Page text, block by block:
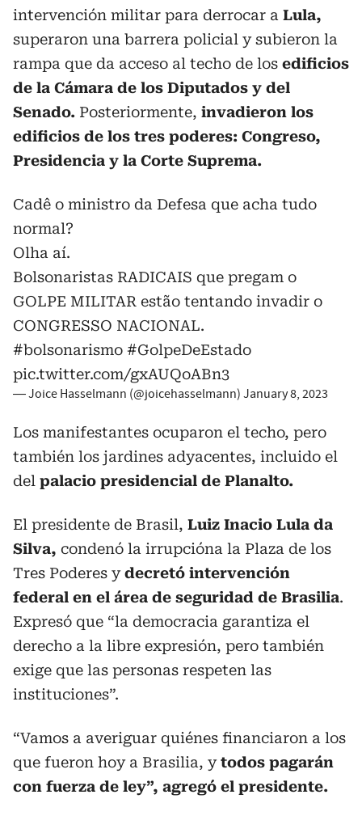
intervención militar para derrocar a Lula,
superaron una barrera policial y subieron la
rampa que da acceso al techo de los edificios
de la Cámara de los Diputados y del
Senado. Posteriormente, invadieron los
edificios de los tres poderes: Congreso,
Presidencia y la Corte Suprema.
Cadê o ministro da Defesa que acha tudo
normal?
Olha aí.
Bolsonaristas RADICAIS que pregam o
GOLPE MILITAR estão tentando invadir o
CONGRESSO NACIONAL.
#bolsonarismo #GolpeDeEstado
pic.twitter.com/gxAUQoABn3
— Joice Hasselmann (@joicehasselmann) January 8, 2023
Los manifestantes ocuparon el techo, pero
también los jardines adyacentes, incluido el
del palacio presidencial de Planalto.
El presidente de Brasil, Luiz Inacio Lula da
Silva, condenó la irrupcióna la Plaza de los
Tres Poderes ydecretó intervención
federal en el área de seguridad de Brasilia.
Expresó que “la democracia garantiza el
derecho a la libre expresión, pero también
exige que las personas respeten las
instituciones”.
“Vamos a averiguar quiénes financiaron a los
que fueron hoy a Brasilia, ytodos pagarán
con fuerza de ley”, agregó el presidente.